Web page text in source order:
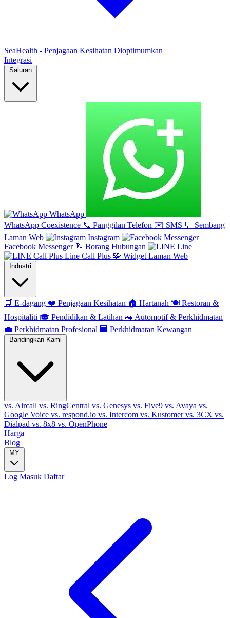
SeaHealth - Penjagaan Kesihatan Dioptimumkan
Integrasi
Saluran
WhatsApp
WhatsApp Coexistence 📞 Panggilan Telefon ✉️ SMS 💬 Sembang
Laman Web
Instagram
Facebook Messenger 📝 Borang Hubungan
Line
Line Call Plus 🧩 Widget Laman Web
Industri
🛒 E-dagang ❤️ Penjagaan Kesihatan 🏠 Hartanah 🍽️ Restoran &
Hospitaliti 🎓 Pendidikan & Latihan 🚗 Automotif & Perkhidmatan
💼 Perkhidmatan Profesional 🏢 Perkhidmatan Kewangan
Bandingkan Kami
vs. Aircall vs. RingCentral vs. Genesys vs. Five9 vs. Avaya vs.
Google Voice vs. respond.io vs. Intercom vs. Kustomervs. 3CX vs.
Dialpad vs. 8x8 vs. OpenPhone
Harga
Blog
MY
Log Masuk Daftar